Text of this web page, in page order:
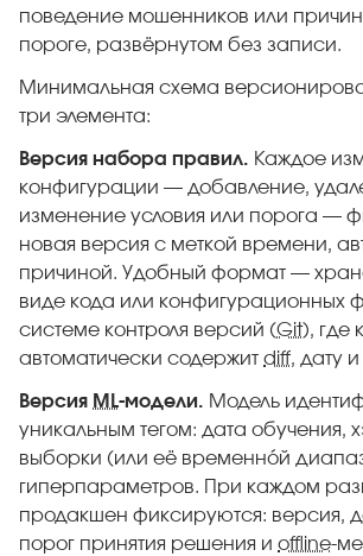
поведение мошенников или
пороге, развёрнутом без записи.
Минимальная схема
три элемента:
Версия набора правил. Каждое
конфигурации — добавление,
изменение условия или порога —
новая версия с меткой времени,
причиной. Удобный формат —
виде кода или конфигурационных
системе контроля версий (Git), где
автоматически содержит diff, дату
Версия ML-модели. Модель
уникальным тегом: дата обучения,
выборки (или её временно́й
гиперпараметров. При каждом
продакшен фиксируются: версия,
порог принятия решения и offline-